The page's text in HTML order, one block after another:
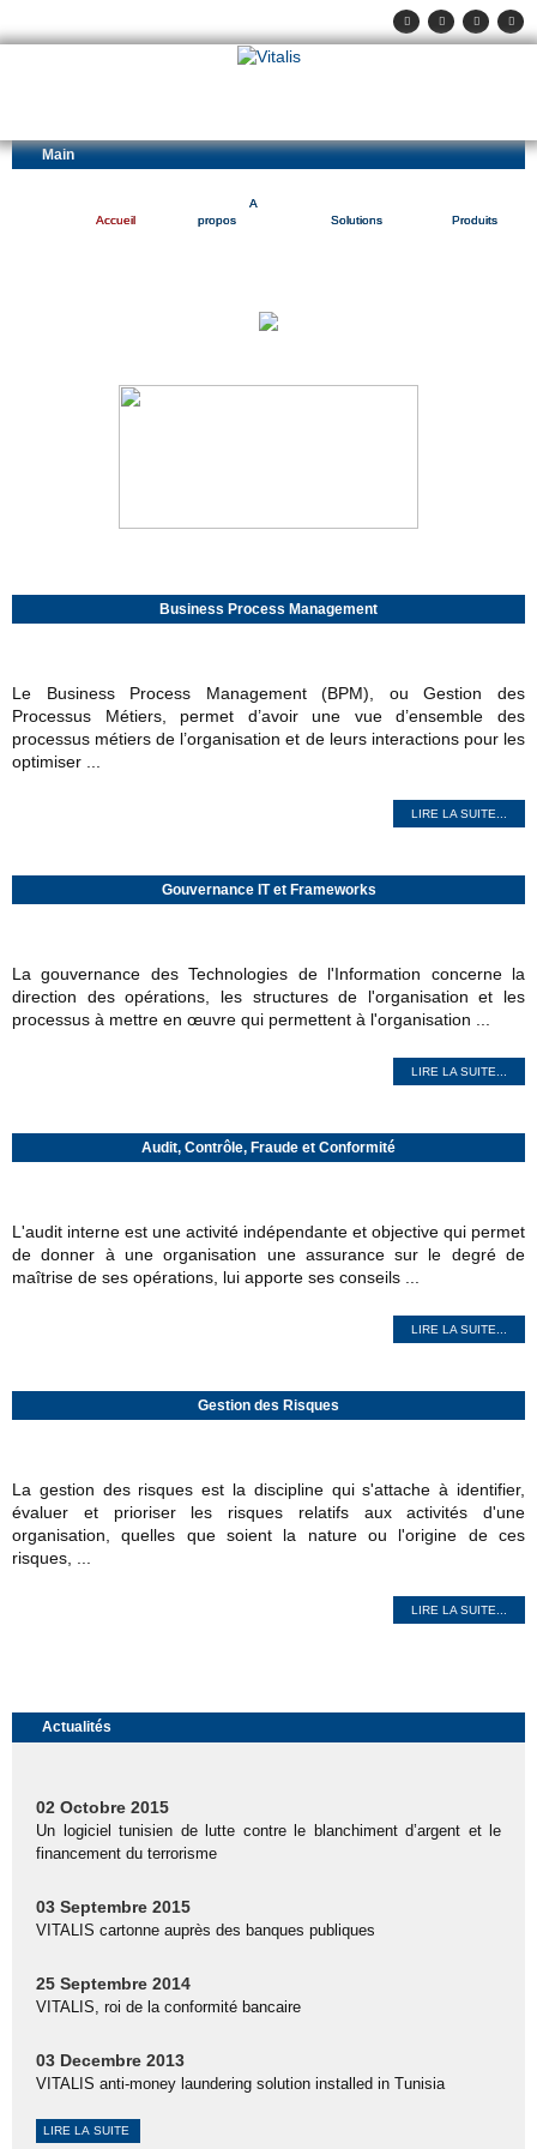
Main
Accueil
A
propos
Solutions Produits
Business Process Management
Le Business Process Management (BPM), ou Gestion des
Processus Métiers, permet d’avoir une vue d’ensemble des
processus métiers de l’organisation et de leurs interactions pour les
optimiser ...
LIRE LA SUITE...
Gouvernance IT et Frameworks
La gouvernance des Technologies de l'Information concerne la
direction des opérations, les structures de l'organisation et les
processus à mettre en œuvre qui permettent à l'organisation ...
LIRE LA SUITE...
Audit, Contrôle, Fraude et Conformité
L'audit interne est une activité indépendante et objective qui permet
de donner à une organisation une assurance sur le degré de
maîtrise de ses opérations, lui apporte ses conseils ...
LIRE LA SUITE...
Gestion des Risques
La gestion des risques est la discipline qui s'attache à identifier,
évaluer et prioriser les risques relatifs aux activités d'une
organisation, quelles que soient la nature ou l'origine de ces
risques, ...
LIRE LA SUITE...
Actualités
02 Octobre 2015
Un logiciel tunisien de lutte contre le blanchiment d’argent et le
financement du terrorisme
03 Septembre 2015
VITALIS cartonne auprès des banques publiques
25 Septembre 2014
VITALIS, roi de la conformité bancaire
03 Decembre 2013
VITALIS anti-money laundering solution installed in Tunisia
LIRE LA SUITE